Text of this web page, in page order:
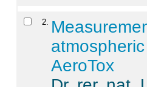
2
AeroTox